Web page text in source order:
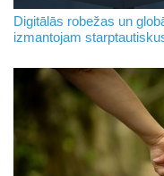
Digitālās robežas un
izmantojam